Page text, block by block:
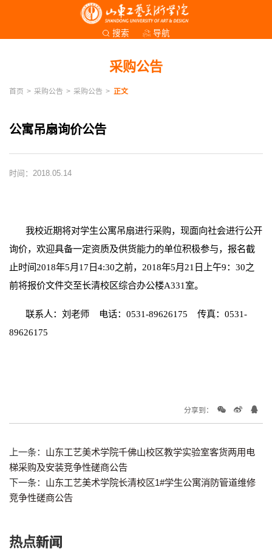
搜索 导航
采购公告
首页 > 采购公告 > 采购公告 > 正文
公寓吊扇询价公告
时间：2018.05.14
我校近期将对学生公寓吊扇进行采购，现面向社会进行公开
询价，欢迎具备一定资质及供货能力的单位积极参与，报名截
止时间2018年5月17日4:30之前，2018年5月21日上午9：30之
前将报价文件交至长清校区综合办公楼A331室。
联系人：刘老师 电话：0531-89626175 传真：0531-
89626175
分享到：
上一条： 山东工艺美术学院千佛山校区教学实验室客货两用电
梯采购及安装竞争性磋商公告
下一条： 山东工艺美术学院长清校区1#学生公寓消防管道维修
竞争性磋商公告
热点新闻